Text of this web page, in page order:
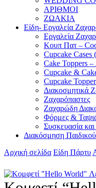
ΑΡΙΘΜΟΙ
ΖΩΑΚΙΑ
Είδη- Εργαλεία
Εργαλεία
Κουπ Πατ –
Cupcake Cases
Cake Toppers
Cupcake &
Cupcake
Διακοσμητικά
Ζαχαρόπαστες
Ζαχαρώδη
Φόρμες &
Συσκευασία
Διακόσμηση
Αρχική σελίδα Είδη Πάρτυ